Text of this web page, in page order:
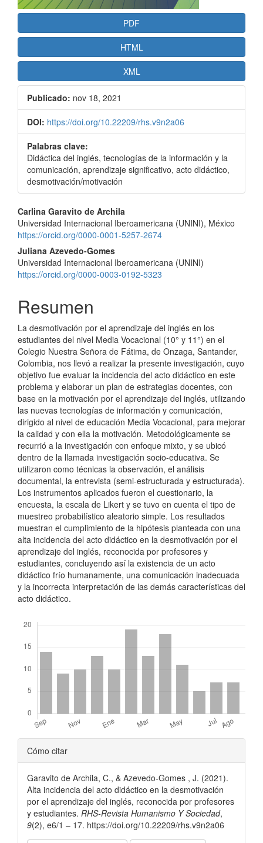
PDF
HTML
XML
Publicado: nov 18, 2021
DOI: https://doi.org/10.22209/rhs.v9n2a06
Palabras clave:
Didáctica del inglés, tecnologías de la información y la
comunicación, aprendizaje significativo, acto didáctico,
desmotivación/motivación
Contenido
principal
del
artículo
Carlina Garavito de Archila
Universidad Internacional Iberoamericana (UNINI), México
https://orcid.org/0000-0001-5257-2674
Juliana Azevedo-Gomes
Universidad Internacional Iberoamericana (UNINI)
https://orcid.org/0000-0003-0192-5323
Resumen
La desmotivación por el aprendizaje del inglés en los
estudiantes del nivel Media Vocacional (10° y 11°) en el
Colegio Nuestra Señora de Fátima, de Onzaga, Santander,
Colombia, nos llevó a realizar la presente investigación, cuyo
objetivo fue evaluar la incidencia del acto didáctico en este
problema y elaborar un plan de estrategias docentes, con
base en la motivación por el aprendizaje del inglés, utilizando
las nuevas tecnologías de información y comunicación,
dirigido al nivel de educación Media Vocacional, para mejorar
la calidad y con ella la motivación. Metodológicamente se
recurrió a la investigación con enfoque mixto, y se ubicó
dentro de la llamada investigación socio-educativa. Se
utilizaron como técnicas la observación, el análisis
documental, la entrevista (semi-estructurada y estructurada).
Los instrumentos aplicados fueron el cuestionario, la
encuesta, la escala de Likert y se tuvo en cuenta el tipo de
muestreo probabilístico aleatorio simple. Los resultados
muestran el cumplimiento de la hipótesis planteada con una
alta incidencia del acto didáctico en la desmotivación por el
aprendizaje del inglés, reconocida por profesores y
estudiantes, concluyendo así la existencia de un acto
didáctico frío humanamente, una comunicación inadecuada
y la incorrecta interpretación de las demás características del
acto didáctico.
Detalles
del
artículo
Cómo citar
Garavito de Archila, C., & Azevedo-Gomes , J. (2021).
Alta incidencia del acto didáctico en la desmotivación
por el aprendizaje del inglés, reconocida por profesores
y estudiantes. RHS-Revista Humanismo Y Sociedad,
9(2), e6/1 – 17. https://doi.org/10.22209/rhs.v9n2a06